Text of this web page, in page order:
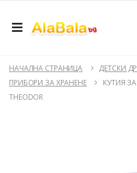
НАЧАЛНА СТРАНИЦА ДЕТСКИ
ПРИБОРИ ЗА ХРАНЕНЕ
КУТИЯ
THEODOR